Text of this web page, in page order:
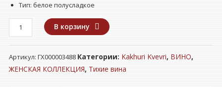
Тип: белое полусладкое
Количество
товара
Вино
"КАХУРИ
КВЕВРИ"
В корзину
Артикул: ГХ000003488 Категории: Kakhuri Kvevri, ВИНО,
ЖЕНСКАЯ КОЛЛЕКЦИЯ, Тихие вина